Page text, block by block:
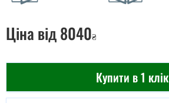
Ціна від 8040₴
Купити в 1 клік